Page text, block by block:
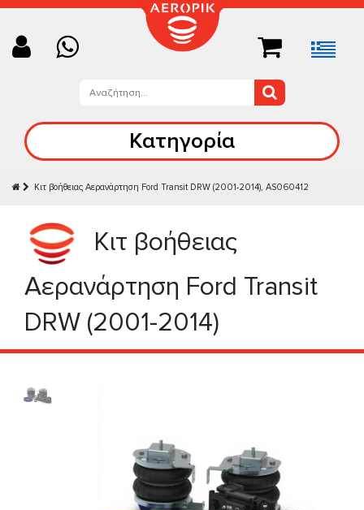
Κατηγορία
Κιτ βοήθειας Αερανάρτηση Ford Transit DRW (2001-2014), AS060412
Κιτ βοήθειας
Αερανάρτηση Ford Transit
DRW (2001-2014)